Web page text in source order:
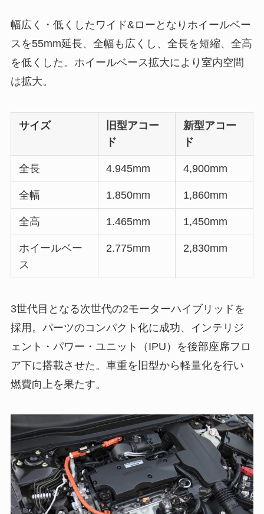
幅広く・低くしたワイド&ローとなりホイールベー
スを55mm延長、全幅も広くし、全長を短縮、全高
を低くした。ホイールベース拡大により室内空間
は拡大。
サイズ
旧型アコー
ド
新型アコー
ド
全長 4.945mm 4,900mm
全幅 1.850mm 1,860mm
全高 1.465mm 1,450mm
ホイールベー
ス
2.775mm 2,830mm
3世代目となる次世代の2モーターハイブリッドを
採用。パーツのコンパクト化に成功、インテリジ
ェント・パワー・ユニット（IPU）を後部座席フロ
ア下に搭載させた。車重を旧型から軽量化を行い
燃費向上を果たす。